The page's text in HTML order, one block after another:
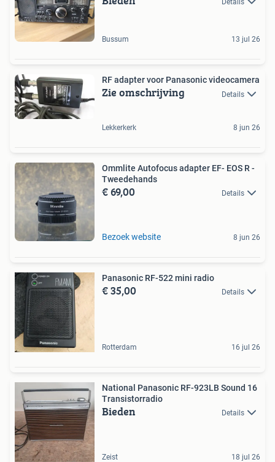
Bussum 13 jul 26
RF adapter voor Panasonic videocamera
Zie omschrijving Details
Lekkerkerk 8 jun 26
Ommlite Autofocus adapter EF- EOS R -
Tweedehands
€ 69,00 Details
Bezoek website 8 jun 26
Panasonic RF-522 mini radio
€ 35,00 Details
Rotterdam 16 jul 26
National Panasonic RF-923LB Sound 16
Transistorradio
Bieden Details
Zeist 18 jul 26